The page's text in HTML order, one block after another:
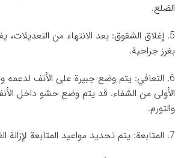
الضلع.
5. إغلاق الشقوق: بعد الانتهاء من التعديلات،
بغرز جراحية.
6. التعافي: يتم وضع جبيرة على الأنف لدعمه
الأولى من الشفاء. قد يتم وضع حشو داخل
والتورم.
7. المتابعة: يتم تحديد مواعيد المتابعة لإزالة الغرز وتقييم التعافي.